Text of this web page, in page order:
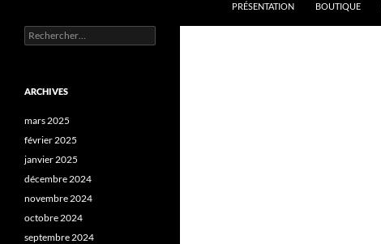
PRÉSENTATION BOUTIQUE
Rechercher :
ARCHIVES
mars 2025
février 2025
janvier 2025
décembre 2024
novembre 2024
octobre 2024
septembre 2024